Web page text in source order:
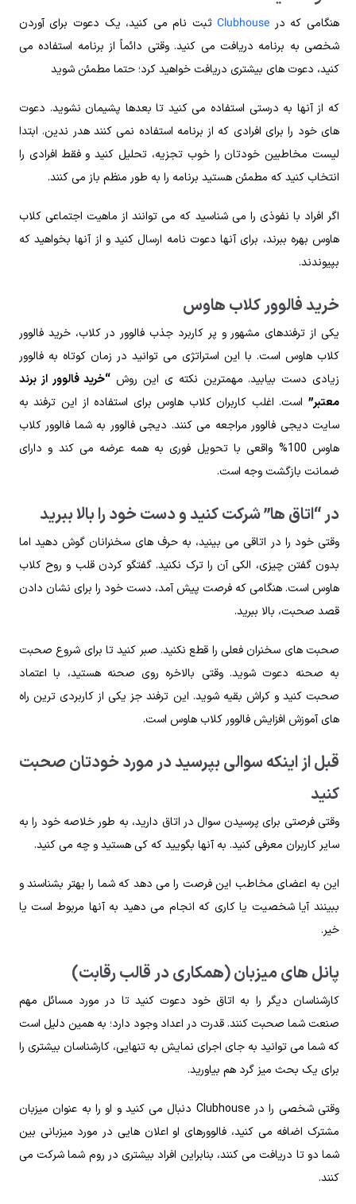
هنگامی که در Clubhouseثبت نام می کنید، یک دعوت برای آوردن
شخصی به برنامه دریافت می کنید. وقتی دائماً از برنامه استفاده می
کنید، دعوت های بیشتری دریافت خواهید کرد؛ حتما مطمئن شوید
که از آنها به درستی استفاده می کنید تا بعدها پشیمان نشوید. دعوت
های خود را برای افرادی که از برنامه استفاده نمی کنند هدر ندین. ابتدا
لیست مخاطبین خودتان را خوب تجزیه، تحلیل کنید و فقط افرادی را
انتخاب کنید که مطمئن هستید برنامه را به طور منظم باز می کنند.
اگر افراد با نفوذی را می شناسید که می توانند از ماهیت اجتماعی کلاب
هاوس بهره ببرند، برای آنها دعوت نامه ارسال کنید و از آنها بخواهید که
بپیوندند.
خرید فالوور کلاب هاوس
یکی از ترفندهای مشهور و پر کاربرد جذب فالوور در کلاب، خرید فالوور
کلاب هاوس است. با این استراتژی می توانید در زمان کوتاه به فالوور
زیادی دست بیابید. مهمترین نکته ی این روش “خرید فالوور از برند
معتبر” است. اغلب کاربران کلاب هاوس برای استفاده از این ترفند به
سایت دیجی فالوور مراجعه می کنند. دیجی فالوور به شما فالوور کلاب
هاوس 100% واقعی با تحویل فوری به همه عرضه می کند و دارای
ضمانت بازگشت وجه است.
در “اتاق ها” شرکت کنید و دست خود را بالا ببرید
وقتی خود را در اتاقی می بینید، به حرف های سخنرانان گوش دهید اما
بدون گفتن چیزی، الکی آن را ترک نکنید. گفتگو کردن قلب و روح کلاب
هاوس است. هنگامی که فرصت پیش آمد، دست خود را برای نشان دادن
قصد صحبت، بالا ببرید.
صحبت های سخنران فعلی را قطع نکنید. صبر کنید تا برای شروع صحبت
به صحنه دعوت شوید. وقتی بالاخره روی صحنه هستید، با اعتماد
صحبت کنید و کراش بقیه شوید. این ترفند جز یکی از کاربردی ترین راه
های آموزش افزایش فالوور کلاب هاوس است.
قبل از اینکه سوالی بپرسید در مورد خودتان صحبت
کنید
وقتی فرصتی برای پرسیدن سوال در اتاق دارید، به طور خلاصه خود را به
سایر کاربران معرفی کنید. به آنها بگویید که کی هستید و چه می کنید.
این به اعضای مخاطب این فرصت را می دهد که شما را بهتر بشناسند و
ببینند آیا شخصیت یا کاری که انجام می دهید به آنها مربوط است یا
خیر.
پانل های میزبان (همکاری در قالب رقابت)
کارشناسان دیگر را به اتاق خود دعوت کنید تا در مورد مسائل مهم
صنعت شما صحبت کنند. قدرت در اعداد وجود دارد؛ به همین دلیل است
که شما می توانید به جای اجرای نمایش به تنهایی، کارشناسان بیشتری را
برای یک بحث میز گرد هم بیاورید.
وقتی شخصی را در Clubhouse دنبال می کنید و او را به عنوان میزبان
مشترک اضافه می کنید، فالوورهای او اعلان هایی در مورد میزبانی بین
شما دو تا دریافت می کنند، بنابراین افراد بیشتری در روم شما شرکت می
کنند.